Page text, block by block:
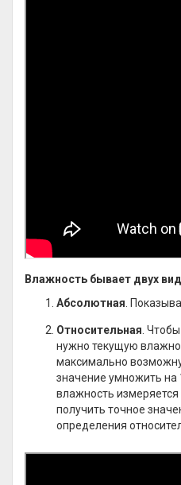
Влажность бывает двух
Абсолютная .
Относительная .
нужно текущую
максимально
значение умножить на
влажность
получить точное
определения